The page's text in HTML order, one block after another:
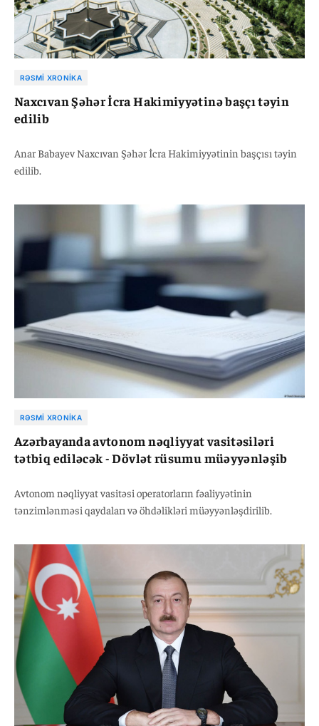
RƏSMI XRONIKA
Naxcıvan Şəhər İcra Hakimiyyətinə başçı təyin
edilib
Anar Babayev Naxcıvan Şəhər İcra Hakimiyyətinin başçısı təyin
edilib.
RƏSMI XRONIKA
Azərbayanda avtonom nəqliyyat vasitəsiləri
tətbiq ediləcək - Dövlət rüsumu müəyyənləşib
Avtonom nəqliyyat vasitəsi operatorların fəaliyyətinin
tənzimlənməsi qaydaları və öhdəlikləri müəyyənləşdirilib.